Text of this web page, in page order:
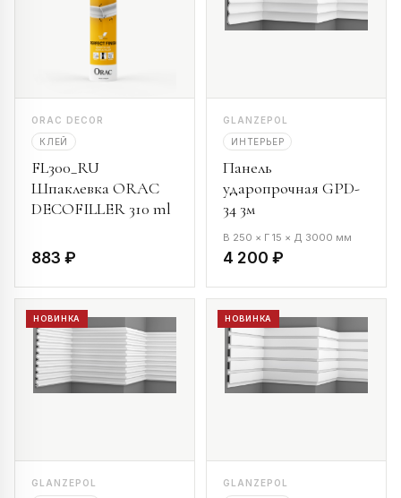
ORAC DECOR
КЛЕЙ
FL300_RU
Шпаклевка ORAC
DECOFILLER 310 ml
883 ₽
GLANZEPOL
ИНТЕРЬЕР
Панель
ударопрочная GPD-
34 3м
В 250 × Г 15 × Д 3000 мм
4 200 ₽
НОВИНКА
GLANZEPOL
НОВИНКА
GLANZEPOL